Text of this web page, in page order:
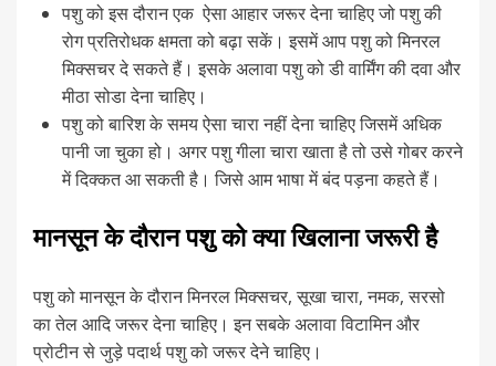
पशु को इस दौरान एक ऐसा आहार जरूर देना चाहिए जो पशु की
रोग प्रतिरोधक क्षमता को बढ़ा सकें। इसमें आप पशु को मिनरल
मिक्सचर दे सकते हैं। इसके अलावा पशु को डी वार्मिंग की दवा और
मीठा सोडा देना चाहिए।
पशु को बारिश के समय ऐसा चारा नहीं देना चाहिए जिसमें अधिक
पानी जा चुका हो। अगर पशु गीला चारा खाता है तो उसे गोबर करने
में दिक्कत आ सकती है। जिसे आम भाषा में बंद पड़ना कहते हैं।
मानसून के दौरान पशु को क्या खिलाना जरूरी है
पशु को मानसून के दौरान मिनरल मिक्सचर, सूखा चारा, नमक, सरसो
का तेल आदि जरूर देना चाहिए। इन सबके अलावा विटामिन और
प्रोटीन से जुड़े पदार्थ पशु को जरूर देने चाहिए।